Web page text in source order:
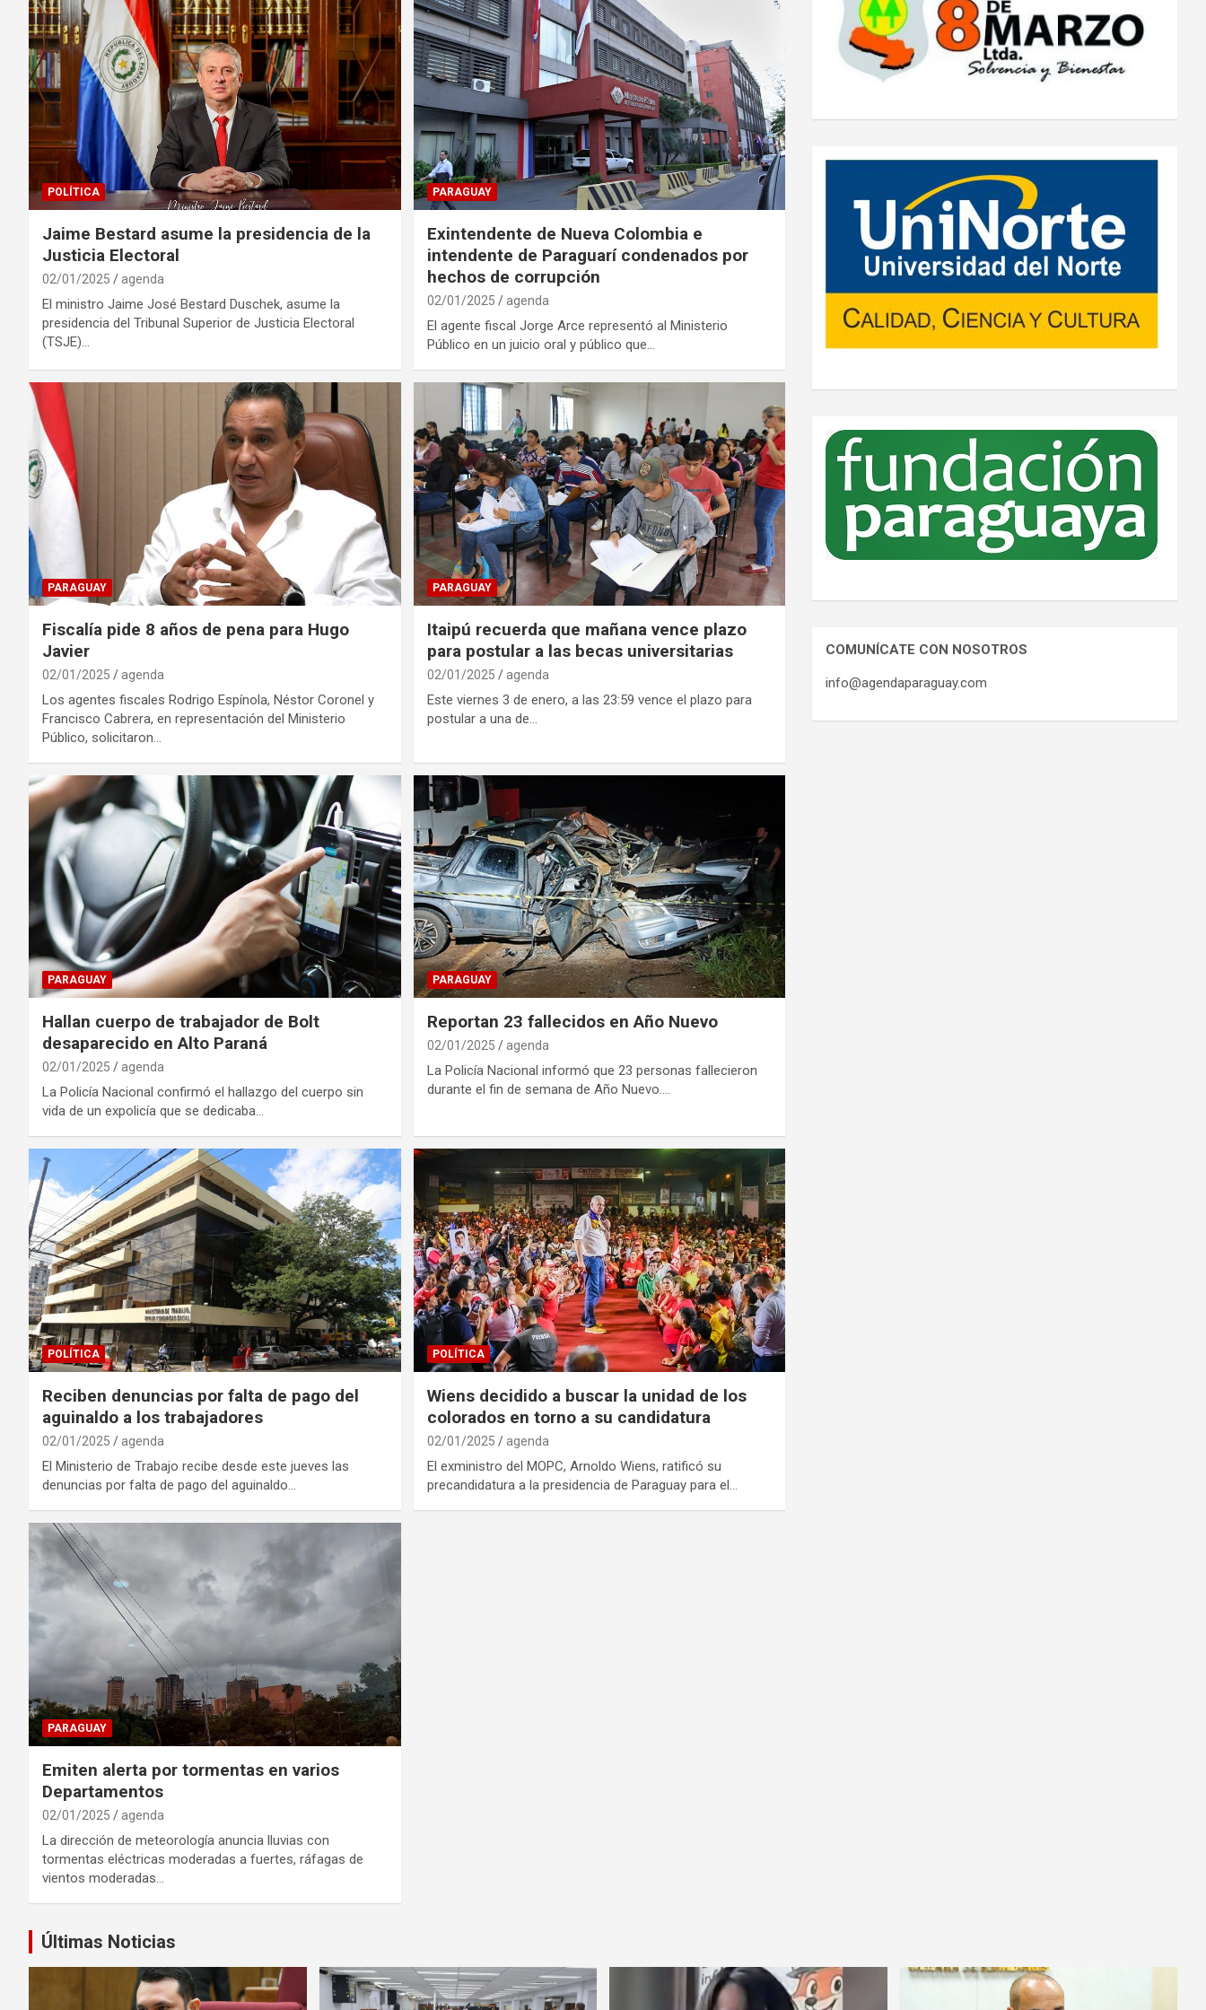
POLÍTICA
Jaime Bestard asume la presidencia de la
Justicia Electoral
02/01/2025 agenda
El ministro Jaime José Bestard Duschek, asume la
presidencia del Tribunal Superior de Justicia Electoral
(TSJE)…
PARAGUAY
Exintendente de Nueva Colombia e
intendente de Paraguarí condenados por
hechos de corrupción
02/01/2025 agenda
El agente fiscal Jorge Arce representó al Ministerio
Público en un juicio oral y público que…
PARAGUAY
Fiscalía pide 8 años de pena para Hugo
Javier
02/01/2025 agenda
Los agentes fiscales Rodrigo Espínola, Néstor Coronel y
Francisco Cabrera, en representación del Ministerio
Público, solicitaron…
PARAGUAY
Itaipú recuerda que mañana vence plazo
para postular a las becas universitarias
02/01/2025 agenda
Este viernes 3 de enero, a las 23:59 vence el plazo para
postular a una de…
PARAGUAY
Hallan cuerpo de trabajador de Bolt
desaparecido en Alto Paraná
02/01/2025 agenda
La Policía Nacional confirmó el hallazgo del cuerpo sin
vida de un expolicía que se dedicaba…
PARAGUAY
Reportan 23 fallecidos en Año Nuevo
02/01/2025 agenda
La Policía Nacional informó que 23 personas fallecieron
durante el fin de semana de Año Nuevo.…
POLÍTICA
Reciben denuncias por falta de pago del
aguinaldo a los trabajadores
02/01/2025 agenda
El Ministerio de Trabajo recibe desde este jueves las
denuncias por falta de pago del aguinaldo…
POLÍTICA
Wiens decidido a buscar la unidad de los
colorados en torno a su candidatura
02/01/2025 agenda
El exministro del MOPC, Arnoldo Wiens, ratificó su
precandidatura a la presidencia de Paraguay para el…
PARAGUAY
Emiten alerta por tormentas en varios
Departamentos
02/01/2025 agenda
La dirección de meteorología anuncia lluvias con
tormentas eléctricas moderadas a fuertes, ráfagas de
vientos moderadas…
COMUNÍCATE CON NOSOTROS
info@agendaparaguay.com
Últimas Noticias